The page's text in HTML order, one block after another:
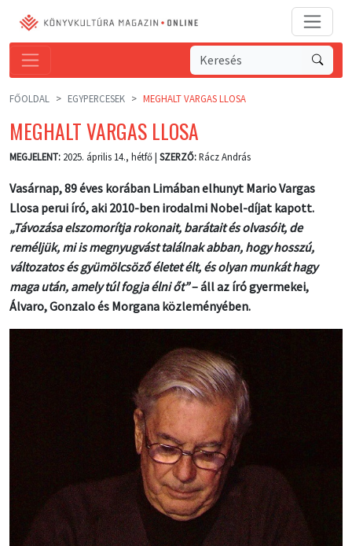
FŐOLDAL EGYPERCESEK MEGHALT VARGAS LLOSA
MEGHALT VARGAS LLOSA
MEGJELENT: 2025. április 14., hétfő | SZERZŐ:Rácz András
Vasárnap, 89 éves korában Limában elhunyt Mario Vargas
Llosa perui író, aki 2010-ben irodalmi Nobel-díjat kapott.
„Távozása elszomorítja rokonait, barátait és olvasóit, de
reméljük, mi is megnyugvást találnak abban, hogy hosszú,
változatos és gyümölcsöző életet élt, és olyan munkát hagy
maga után, amely túl fogja élni őt”– áll az író gyermekei,
Álvaro, Gonzalo és Morgana közleményében.